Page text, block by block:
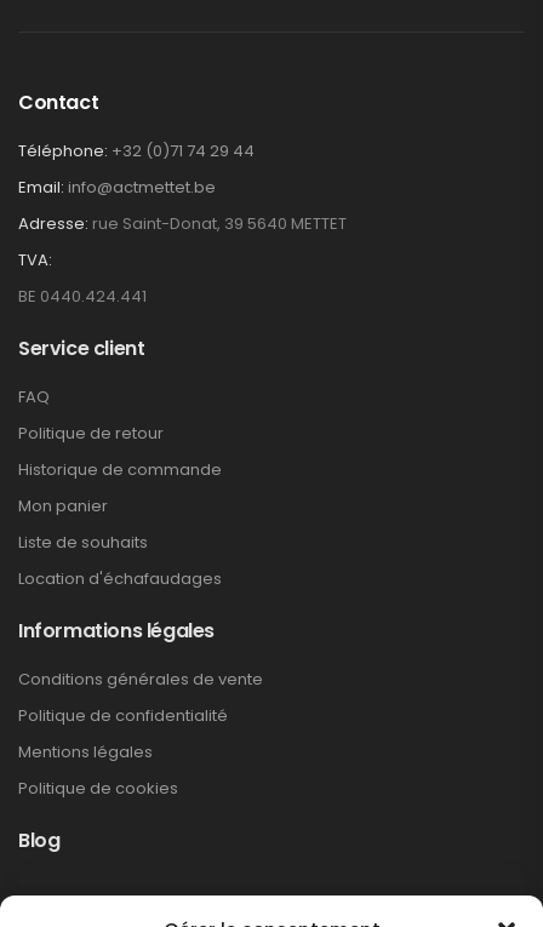
Contact
Téléphone: +32 (0)71 74 29 44
Email: info@actmettet.be
Adresse: rue Saint-Donat, 39 5640 METTET
TVA:
BE 0440.424.441
Service client
FAQ
Politique de retour
Historique de commande
Mon panier
Liste de souhaits
Location d'échafaudages
Informations légales
Conditions générales de vente
Politique de confidentialité
Mentions légales
Politique de cookies
Blog